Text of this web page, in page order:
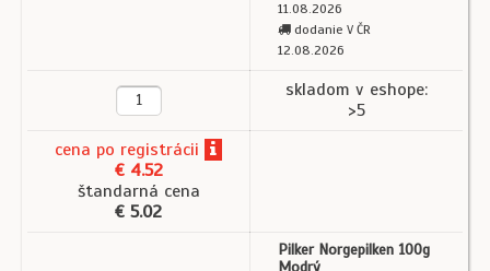
11.08.2026
dodanie V ČR
12.08.2026
skladom v eshope:
>5
cena po registrácii
€ 4.52
štandarná cena
€ 5.02
Pilker Norgepilken 100g